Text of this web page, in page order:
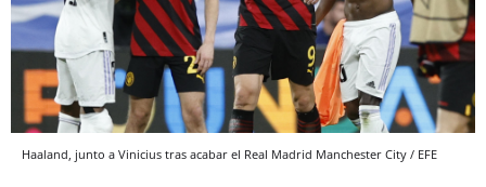
Haaland, junto a Vinicius tras acabar el Real Madrid Manchester City / EFE